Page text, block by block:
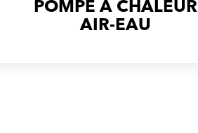
POMPE À CHALEUR
AIR-EAU